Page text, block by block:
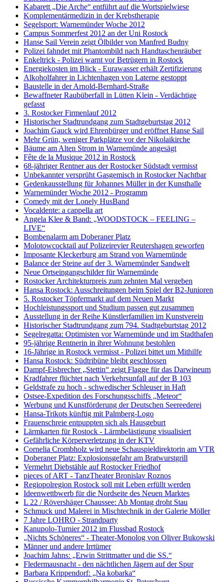
Kabarett „Die Arche“ entführt auf die Wortspielwiese
Komplementärmedizin in der Krebstherapie
Segelsport: Warnemünder Woche 2012
Campus Sommerfest 2012 an der Uni Rostock
Hanse Sail Verein zeigt Ölbilder von Manfred Budny
Polizei fahndet mit Phantombild nach Handtaschenräuber
Enkeltrick - Polizei warnt vor Betrügern in Rostock
Energiekosten im Blick - Eurawasser erhält Zertifizierung
Alkoholfahrer in Lichtenhagen von Laterne gestoppt
Baustelle in der Arnold-Bernhard-Straße
Bewaffneter Raubüberfall in Lütten Klein - Verdächtige
gefasst
3. Rostocker Firmenlauf 2012
Historischer Stadtrundgang zum Stadtgeburtstag 2012
Joachim Gauck wird Ehrenbürger und eröffnet Hanse Sail
Mehr Grün, weniger Parkplätze vor der Nikolaikirche
Bäume am Alten Strom in Warnemünde angesägt
Fête de la Musique 2012 in Rostock
68-jähriger Rentner aus der Rostocker Südstadt vermisst
Unbekannter versprüht Gasgemisch in Rostocker Nachtbar
Gedenkausstellung für Johannes Müller in der Kunsthalle
Warnemünder Woche 2012 - Programm
Comedy mit der Lonely HusBand
Vocaldente: a cappella art
Angela Klee & Band: „WOODSTOCK – FEELING –
LIVE“
Bombenalarm am Doberaner Platz
Molotowcocktail auf Polizeirevier Reutershagen geworfen
Imposante Kleckerburg am Strand von Warnemünde
Balance der Steine auf der 3. Warnemünder Sandwelt
Neue Ortseingangschilder für Warnemünde
Rostocker Architekturpreis zum zehnten Mal vergeben
Hansa Rostock: Ausschreitungen beim Spiel der B2-Junioren
5. Rostocker Töpfermarkt auf dem Neuen Markt
Hochleistungssport und Studium passen gut zusammen
Ausstellung in der Reihe Künstlerfamilien im Kunstverein
Historischer Stadtrundgang zum 794. Stadtgeburtstag 2012
Segelregatta: Optimisten vor Warnemünde und im Stadthafen
95-jährige Rentnerin in ihrer Wohnung bestohlen
16-Jährige in Rostock vermisst - Polizei bittet um Mithilfe
Hansa Rostock: Südtribüne bleibt geschlossen
Dampf-Eisbrecher „Stettin“ zeigt Flagge für das Darwineum
Kradfahrer flüchtet nach Verkehrsunfall auf der B 103
Geldstrafe zu hoch - schwedischer Schleuser in Haft
Ostsee-Expedition des Forschungsschiffs „Meteor“
Werbung und Kunstförderung der Deutschen Seereederei
Hansa-Trikots künftig mit Palmberg-Logo
Frauenschreie entpuppten sich als Hausgeburt
Lärmkarten für Rostock - Lärmbelästigung visualisiert
Gefährliche Körperverletzung in der KTV
Cornelia Crombholz wird neue Schauspieldirektorin am VTR
Doberaner Platz: Explosionsgefahr am Bratwurstgrill
Vermehrt Diebstähle auf Rostocker Friedhof
pieces of ART - TanzTheater Bronislav Roznos
Regiopolregion Rostock soll mit Leben erfüllt werden
Ideenwettbwerb für die Nordseite des Neuen Marktes
L 22 / Rövershäger Chaussee: Ab Montag droht Stau
Schmuck und Malerei in Mischtechnik in der Galerie Möller
7 Jahre LOHRO - Strandparty
Kanupolo-Turnier 2012 im Flussbad Rostock
„Nichts Schöneres“ - Theater-Monolog von Oliver Bukowski
Männer und andere Irrtümer
Joachim Jahns: „Erwin Strittmatter und die SS.“
Fledermausnacht - den nächtlichen Jägern auf der Spur
Barbara Krippendorf: „Na kobarka“